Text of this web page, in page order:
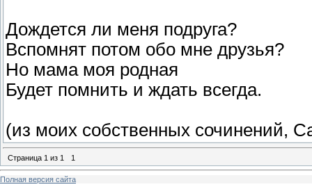
Дождется ли меня подруга?
Вспомнят потом обо мне друзья?
Но мама моя родная
Будет помнить и ждать всегда.
(из моих собственных сочинений,
Страница 1 из 1 1
Полная версия сайта